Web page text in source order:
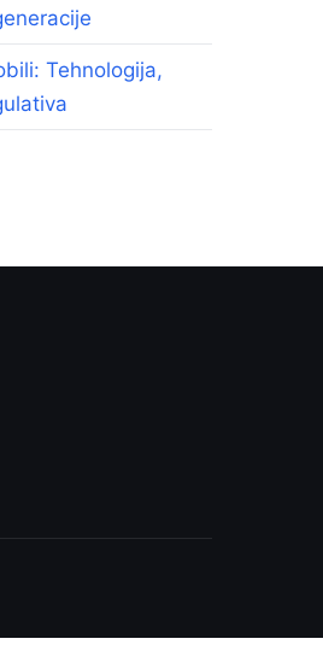
Tehnologija,